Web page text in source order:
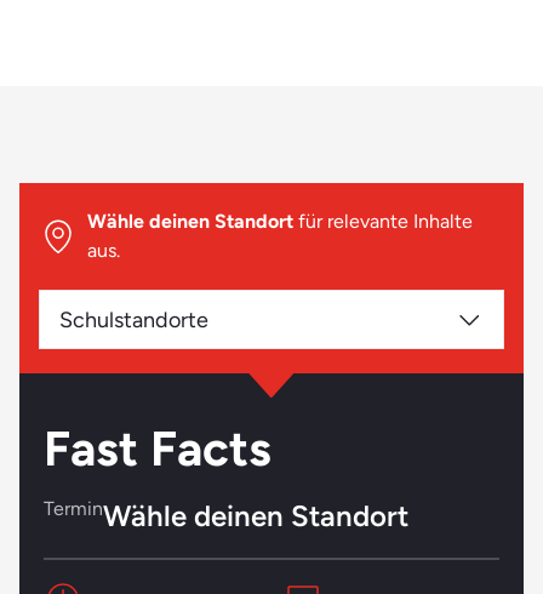
Hohe Lautstärken verträgst du nur bei deiner
Lieblingsmusik
der Puste
Wähle deinen Standort für relevante Inhalte
aus.
Schulstandorte
Fast Facts
TerminWähle deinen Standort